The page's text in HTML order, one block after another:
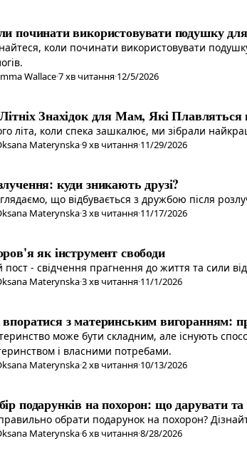
починати використовувати подушку для
коли починати використовувати
Wallace·7хв читання·12/5/2026
Знахідок для Мам, Які
літа, коли спека зашкалює, ми зібрали
Materynska·9хв читання·11/29/2026
куди зникають друзі?
що відбувається з дружбою після
Materynska·3хв читання·11/17/2026
як інструмент свободи
пост - свідчення прагнення до життя та сили
Materynska·3хв читання·11/1/2026
з материнським вигоранням:
може бути складним, але існують
і власними потребами.
Materynska·2хв читання·10/13/2026
подарунків на похорон: що дарувати
обрати подарунок на похорон?
Materynska·6хв читання·8/28/2026